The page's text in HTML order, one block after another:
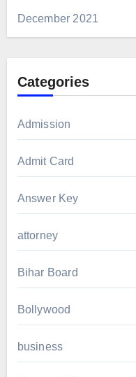
December 2021
Categories
Admission
Admit Card
Answer Key
attorney
Bihar Board
Bollywood
business